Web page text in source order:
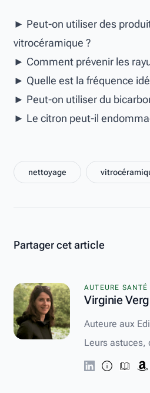
Peut-on utiliser des
vitrocéramique ?
Comment prévenir les
Quelle est la fréquence
Peut-on utiliser du
Le citron peut-il
nettoyage
Partager cet article
AUTEURE
Virginie
Auteure aux
Leurs astuces,
linkedinbiographie
book